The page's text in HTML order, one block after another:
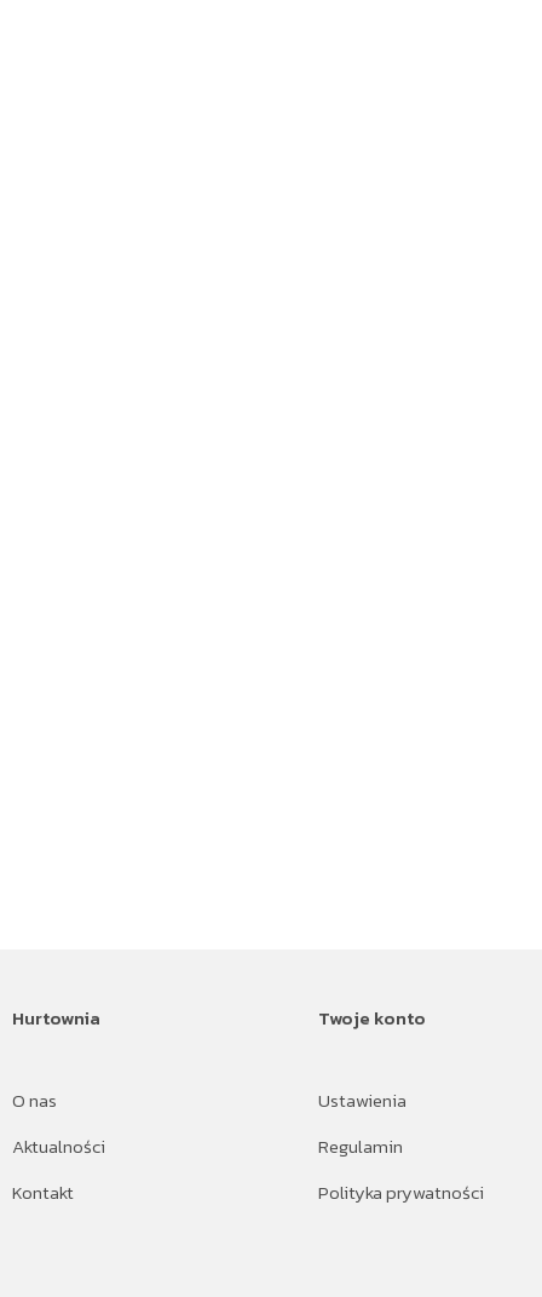
Hurtownia
O nas
Aktualności
Kontakt
Twoje konto
Ustawienia
Regulamin
Polityka prywatności